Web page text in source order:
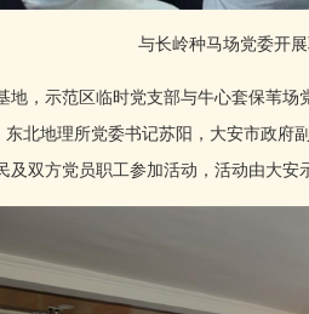
与长岭种马场党委开
示范区临时党支部与牛心套保苇场
北地理所党委书记苏阳，大安市政府
双方党员职工参加活动，活动由大安